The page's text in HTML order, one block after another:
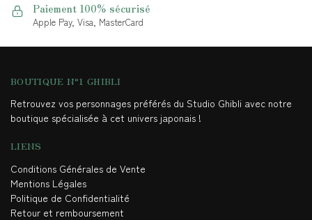
Paiement 100% sécurisé
Apple Pay, Visa, MasterCard
BOUTIQUE N°1 GHIBLI
Retrouvez vos personnages préférés du Studio Ghibli avec notre
boutique spécialisée à cet univers japonais !
LIENS
Conditions Générales de Vente
Mentions Légales
Politique de Confidentialité
Retour et remboursement